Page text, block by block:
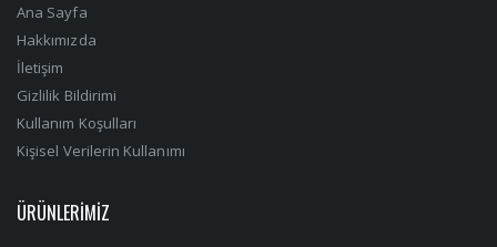
Ana Sayfa
Hakkımızda
İletişim
Gizlilik Bildirimi
Kullanım Koşulları
Kişisel Verilerin Kullanımı
ÜRÜNLERİMİZ